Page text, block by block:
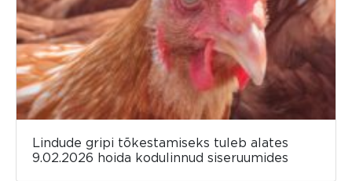
Lindude gripi tõkestamiseks tuleb alates
9.02.2026 hoida kodulinnud siseruumides